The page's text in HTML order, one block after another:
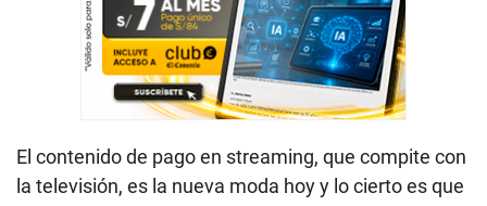
El contenido de pago en streaming, que compite con
la televisión, es la nueva moda hoy y lo cierto es que